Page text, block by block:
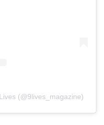
(@9lives_magazine)